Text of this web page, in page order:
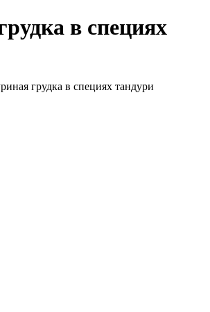
в специях
грудка в специях тандури